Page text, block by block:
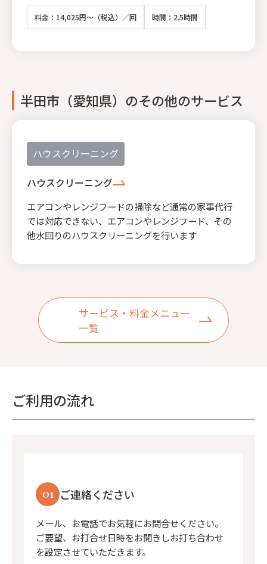
料金：14,025円～（税込）／回 時間：2.5時間
半田市（愛知県）のその他のサービス
ハウスクリーニング
ハウスクリーニング
エアコンやレンジフードの掃除など通常の家事代行
では対応できない、エアコンやレンジフード、その
他水回りのハウスクリーニングを行います
サービス・料金メニュー
一覧
ご利用の流れ
01 ご連絡ください
メール、お電話でお気軽にお問合せください。
ご要望、お打合せ日時をお聞きしお打ち合わせ
を設定させていただきます。